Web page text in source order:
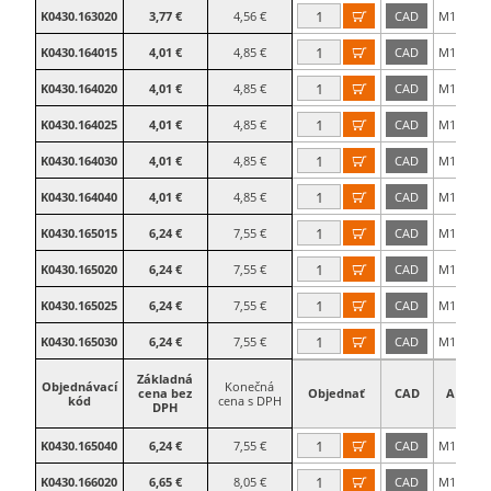
K0430.163020 3,77 € 4,56 €  CAD M16
K0430.164015 4,01 € 4,85 €  CAD M16
K0430.164020 4,01 € 4,85 €  CAD M16
K0430.164025 4,01 € 4,85 €  CAD M16
K0430.164030 4,01 € 4,85 €  CAD M16
K0430.164040 4,01 € 4,85 €  CAD M16
K0430.165015 6,24 € 7,55 €  CAD M16
K0430.165020 6,24 € 7,55 €  CAD M16
K0430.165025 6,24 € 7,55 €  CAD M16
K0430.165030 6,24 € 7,55 €  CAD M16
Objednávací
kód
Základná
cena bez
DPH
Konečná
cena s DPH
Objednať CAD A
K0430.165040 6,24 € 7,55 €  CAD M16
K0430.166020 6,65 € 8,05 €  CAD M16